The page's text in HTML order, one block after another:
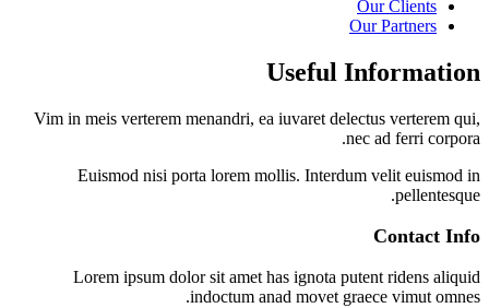
Our Clients
Our Partners
Useful Information
Vim in meis verterem menandri, ea iuvaret delectus verterem qui,
nec ad ferri corpora.
Euismod nisi porta lorem mollis. Interdum velit euismod in
pellentesque.
Contact Info
Lorem ipsum dolor sit amet has ignota putent ridens aliquid
indoctum anad movet graece vimut omnes.